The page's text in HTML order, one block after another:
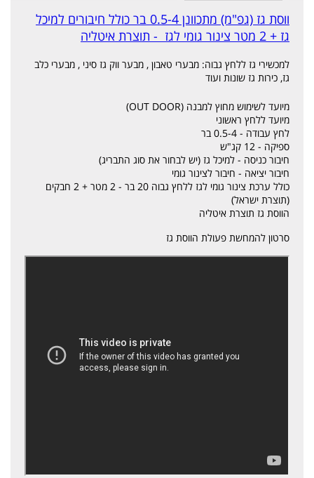
ווסת גז (גפ"מ) מתכוונן 0.5-4 בר כולל חיבורים למיכל
גז + 2 מטר צינור גומי לגז - תוצרת איטליה
למכשירי גז ללחץ גבוה: מבערי טאבון , מבער ווק גז סיני , מבערי כלב
גז, כירות גז שונות ועוד
מיועד לשימוש מחוץ למבנה (OUT DOOR)
מיועד ללחץ ראשוני
לחץ עבודה - 0.5-4 בר
ספיקה - 12 קג"ש
חיבור כניסה - למיכל גז (יש לבחור את סוג התבריג)
חיבור יציאה - חיבור לצינור גומי
כולל ערכת צינור גומי לגז ללחץ גבוה 20 בר - 2 מטר + 2 חבקים
(תוצרת ישראל)
הווסת גז תוצרת איטליה
סרטון להמחשת פעולת הווסת גז